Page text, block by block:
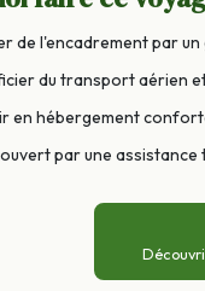
de l'encadrement par
du transport aérien
en hébergement
par une